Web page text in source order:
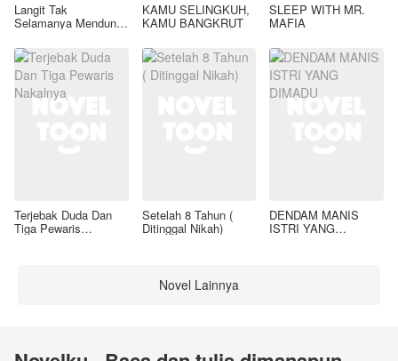
Langit Tak
Selamanya Mendung,
KAMU SELINGKUH,
KAMU BANGKRUT
SLEEP WITH MR.
MAFIA
Terjebak Duda Dan
Tiga Pewaris
Setelah 8 Tahun (
Ditinggal Nikah)
DENDAM MANIS
ISTRI YANG
Novel Lainnya